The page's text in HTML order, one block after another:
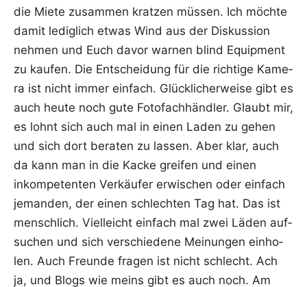
die Mie­te zusam­men krat­zen müs­sen. Ich möch­te
damit ledig­lich etwas Wind aus der Dis­kus­si­on
neh­men und Euch davor war­nen blind Equip­ment
zu kau­fen. Die Ent­schei­dung für die rich­ti­ge Kame­
ra ist nicht immer ein­fach. Glück­li­cher­wei­se gibt es
auch heu­te noch gute Foto­fach­händ­ler. Glaubt mir,
es lohnt sich auch mal in einen Laden zu gehen
und sich dort bera­ten zu las­sen. Aber klar, auch
da kann man in die Kacke grei­fen und einen
inkom­pe­ten­ten Ver­käu­fer erwi­schen oder ein­fach
jeman­den, der einen schlech­ten Tag hat. Das ist
mensch­lich. Viel­leicht ein­fach mal zwei Läden auf­
su­chen und sich ver­schie­de­ne Mei­nun­gen ein­ho­
len. Auch Freun­de fra­gen ist nicht schlecht. Ach
ja, und Blogs wie meins gibt es auch noch. Am